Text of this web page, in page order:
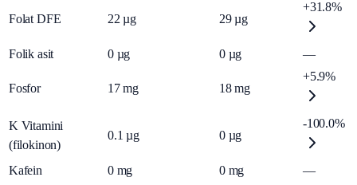
Folat DFE 22 µg 29 µg
+31.8%
Folik asit 0 µg 0 µg —
Fosfor 17 mg 18 mg
+5.9%
K Vitamini
(filokinon)
0.1 µg 0 µg
-100.0%
Kafein 0 mg 0 mg —